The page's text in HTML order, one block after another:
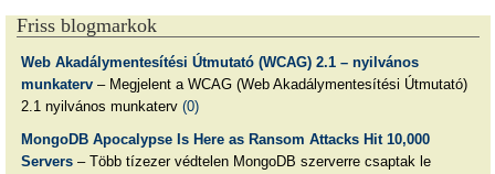
Friss blogmarkok
Web Akadálymentesítési Útmutató (WCAG) 2.1 – nyilvános
munkaterv– Megjelent a WCAG (Web Akadálymentesítési Útmutató)
2.1 nyilvános munkaterv (0)
MongoDB Apocalypse Is Here as Ransom Attacks Hit 10,000
Servers– Több tízezer védtelen MongoDB szerverre csaptak le